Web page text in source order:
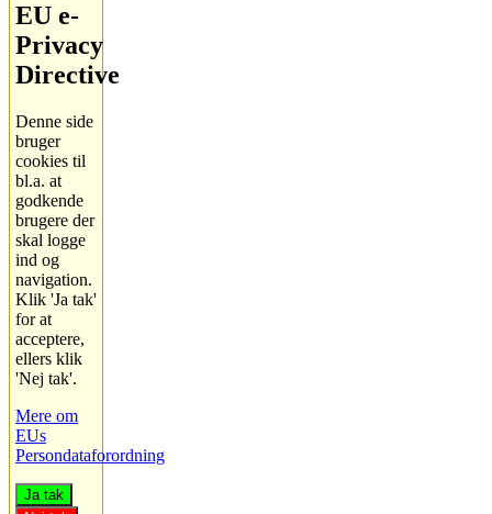
EU e-
Privacy
Directive
Denne side
bruger
cookies til
bl.a. at
godkende
brugere der
skal logge
ind og
navigation.
Klik 'Ja tak'
for at
acceptere,
ellers klik
'Nej tak'.
Mere om
EUs
Persondataforordning
Ja tak